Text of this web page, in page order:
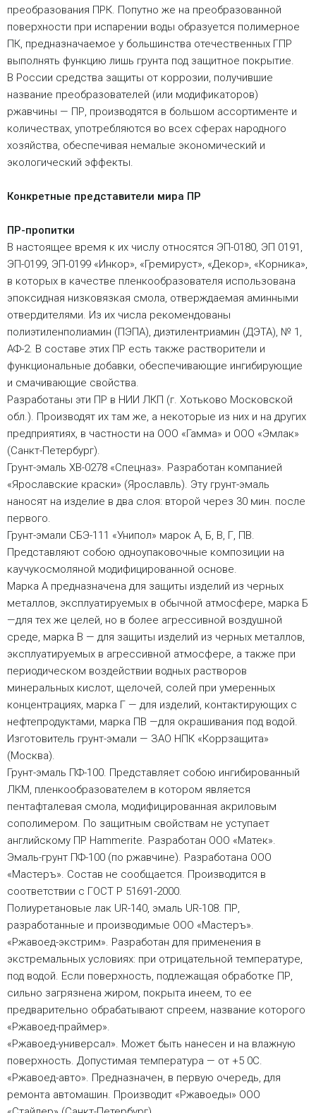
преобразования ПРК. Попутно же на преобразованной
поверхности при испарении воды образуется полимерное
ПК, предназначаемое у большинства отечественных ГПР
выполнять функцию лишь грунта под защитное покрытие.
В России средства защиты от коррозии, получившие
название преобразователей (или модификаторов)
ржавчины — ПР, производятся в большом ассортименте и
количествах, употребляются во всех сферах народного
хозяйства, обеспечивая немалые экономический и
экологический эффекты.
Конкретные представители мира ПР
ПР-пропитки
В настоящее время к их числу относятся ЭП-0180, ЭП 0191,
ЭП-0199, ЭП-0199 «Инкор», «Гремируст», «Декор», «Корника»,
в которых в качестве пленкообразователя использована
эпоксидная низковязкая смола, отверждаемая аминными
отвердителями. Из их числа рекомендованы
полиэтиленполиамин (ПЭПА), диэтилентриамин (ДЭТА), № 1,
АФ-2. В составе этих ПР есть также растворители и
функциональные добавки, обеспечивающие ингибирующие
и смачивающие свойства.
Разработаны эти ПР в НИИ ЛКП (г. Хотьково Московской
обл.). Производят их там же, а некоторые из них и на других
предприятиях, в частности на ООО «Гамма» и ООО «Эмлак»
(Санкт-Петербург).
Грунт-эмаль ХВ-0278 «Спецназ». Разработан компанией
«Ярославские краски» (Ярославль). Эту грунт-эмаль
наносят на изделие в два слоя: второй через 30 мин. после
первого.
Грунт-эмали СБЭ-111 «Унипол» марок А, Б, В, Г, ПВ.
Представляют собою одноупаковочные композиции на
каучукосмоляной модифицированной основе.
Марка А предназначена для защиты изделий из черных
металлов, эксплуатируемых в обычной атмосфере, марка Б
—для тех же целей, но в более агрессивной воздушной
среде, марка В — для защиты изделий из черных металлов,
эксплуатируемых в агрессивной атмосфере, а также при
периодическом воздействии водных растворов
минеральных кислот, щелочей, солей при умеренных
концентрациях, марка Г — для изделий, контактирующих с
нефтепродуктами, марка ПВ —для окрашивания под водой.
Изготовитель грунт-эмали — ЗАО НПК «Коррзащита»
(Москва).
Грунт-эмаль ПФ-100. Представляет собою ингибированный
ЛКМ, пленкообразователем в котором является
пентафталевая смола, модифицированная акриловым
сополимером. По защитным свойствам не уступает
английскому ПР Hammerite. Разработан ООО «Матек».
Эмаль-грунт ПФ-100 (по ржавчине). Разработана ООО
«Мастеръ». Состав не сообщается. Производится в
соответствии с ГОСТ Р 51691-2000.
Полиуретановые лак UR-140, эмаль UR-108. ПР,
разработанные и производимые ООО «Мастеръ».
«Ржавоед-экстрим». Разработан для применения в
экстремальных условиях: при отрицательной температуре,
под водой. Если поверхность, подлежащая обработке ПР,
сильно загрязнена жиром, покрыта инеем, то ее
предварительно обрабатывают спреем, название которого
«Ржавоед-праймер».
«Ржавоед-универсал». Может быть нанесен и на влажную
поверхность. Допустимая температура — от +5 0С.
«Ржавоед-авто». Предназначен, в первую очередь, для
ремонта автомашин. Производит «Ржавоеды» ООО